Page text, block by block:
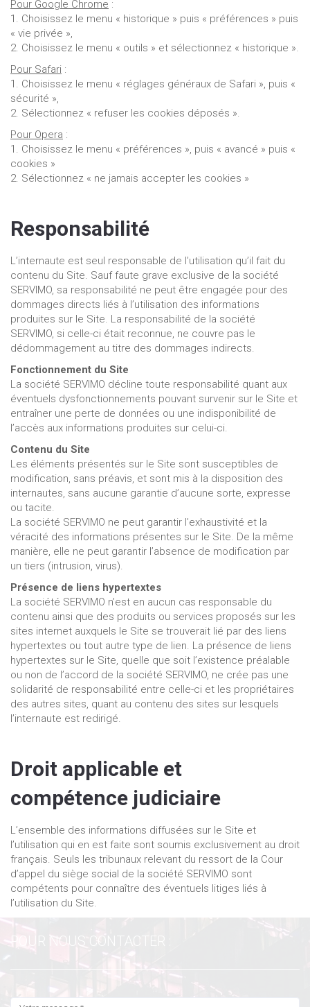
Pour Google Chrome :
1. Choisissez le menu « historique » puis « préférences » puis
« vie privée »,
2. Choisissez le menu « outils » et sélectionnez « historique ».
Pour Safari :
1. Choisissez le menu « réglages généraux de Safari », puis «
sécurité »,
2. Sélectionnez « refuser les cookies déposés ».
Pour Opera :
1. Choisissez le menu « préférences », puis « avancé » puis «
cookies »
2. Sélectionnez « ne jamais accepter les cookies »
Responsabilité
L’internaute est seul responsable de l’utilisation qu’il fait du
contenu du Site. Sauf faute grave exclusive de la société
SERVIMO, sa responsabilité ne peut être engagée pour des
dommages directs liés à l’utilisation des informations
produites sur le Site. La responsabilité de la société
SERVIMO, si celle-ci était reconnue, ne couvre pas le
dédommagement au titre des dommages indirects.
Fonctionnement du Site
La société SERVIMO décline toute responsabilité quant aux
éventuels dysfonctionnements pouvant survenir sur le Site et
entraîner une perte de données ou une indisponibilité de
l’accès aux informations produites sur celui-ci.
Contenu du Site
Les éléments présentés sur le Site sont susceptibles de
modification, sans préavis, et sont mis à la disposition des
internautes, sans aucune garantie d’aucune sorte, expresse
ou tacite.
La société SERVIMO ne peut garantir l’exhaustivité et la
véracité des informations présentes sur le Site. De la même
manière, elle ne peut garantir l’absence de modification par
un tiers (intrusion, virus).
Présence de liens hypertextes
La société SERVIMO n’est en aucun cas responsable du
contenu ainsi que des produits ou services proposés sur les
sites internet auxquels le Site se trouverait lié par des liens
hypertextes ou tout autre type de lien. La présence de liens
hypertextes sur le Site, quelle que soit l’existence préalable
ou non de l’accord de la société SERVIMO, ne crée pas une
solidarité de responsabilité entre celle-ci et les propriétaires
des autres sites, quant au contenu des sites sur lesquels
l’internaute est redirigé.
Droit applicable et
compétence judiciaire
L’ensemble des informations diffusées sur le Site et
l’utilisation qui en est faite sont soumis exclusivement au droit
français. Seuls les tribunaux relevant du ressort de la Cour
d’appel du siège social de la société SERVIMO sont
compétents pour connaître des éventuels litiges liés à
l’utilisation du Site.